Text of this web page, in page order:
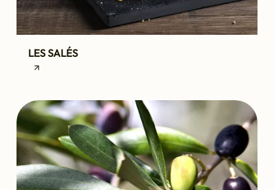
LES SALÉS